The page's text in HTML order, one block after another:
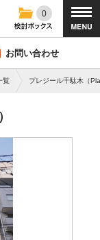
0
お問い合わせ
覧 プレジール千駄木（